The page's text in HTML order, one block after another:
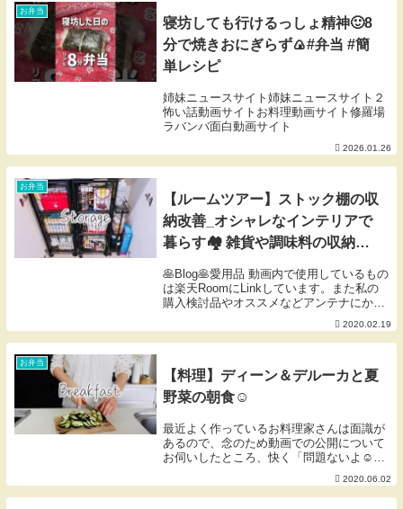
お弁当
寝坊しても行けるっしょ精神🙂8
分で焼きおにぎらず🍙#弁当 #簡
単レシピ
姉妹ニュースサイト姉妹ニュースサイト２
怖い話動画サイトお料理動画サイト修羅場
ラバンバ面白動画サイト
2026.01.26
お弁当
【ルームツアー】ストック棚の収
納改善_オシャレなインテリアで
暮らす🏘 雑貨や調味料の収納方
🥞Blog🥞愛用品 動画内で使用しているもの
は楽天RoomにLinkしています。また私の
購入検討品やオススメなどアンテナにかか
ったものをLinkしているお買い物メモでも
あります。ご活用いただけたら幸いです🐰
※掲載のないものは楽天扱い無しor...
2020.02.19
お弁当
【料理】ディーン＆デルーカと夏
野菜の朝食☺︎
最近よく作っているお料理家さんは面識が
あるので、念のため動画での公開について
お伺いしたところ、快く「問題ないよ☺︎」
と言っていただきました🙇‍♀️せせチャンネル
また、Blogを更新しました。最近のこと、
アンチ行為についてです。🥞Blog🥞愛...
2020.06.02